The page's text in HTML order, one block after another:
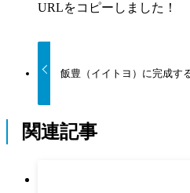
URLをコピーしました！
飯豊（イイトヨ）に完成す
関連記事